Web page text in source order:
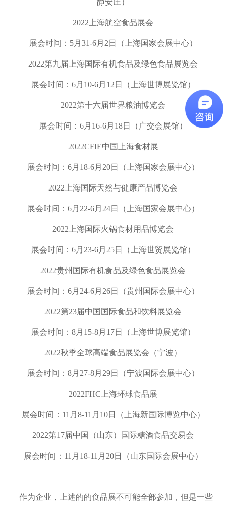
静安庄）
2022上海航空食品展会
展会时间： 5月 31-6月 2 日（上海国家会展中心）
2022第九届上海国际有机食品及绿色食品展览会
展会时间： 6月 10-6月 12 日（上海世博展览馆）
2022第十六届世界粮油博览会
展会时间： 6月 16-6月 18日（广交会展馆）
2022CFIE中国上海食材展
展会时间： 6月 18-6月 20日（上海国家会展中心）
2022 上海国际天然与健康产品博览会
展会时间： 6月 22-6月 24日（上海国家会展中心）
2022 上海国际火锅食材用品博览会
展会时间： 6月 23-6月 25日（上海世贸展览馆）
2022贵州国际有机食品及绿色食品展览会
展会时间： 6月 24-6月 26日（贵州国际会展中心）
2022第23届中国国际食品和饮料展览会
展会时间： 8月 15-8月 17日（上海世博展览馆）
2022秋季全球高端食品展览会（宁波）
展会时间： 8月 27-8月 29日（宁波国际会展中心）
2022FHC 上海环球食品展
展会时间： 11 月 8-11 月 10日（上海新国际博览中心）
2022第17届中国（山东）国际糖酒食品交易会
展会时间： 11 月 18-11 月 20日（山东国际会展中心）
作为企业，上述的的食品展不可能全部参加，但是一些